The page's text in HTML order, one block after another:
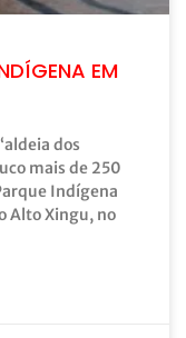
EM
dos
mais de 250
Indígena
Alto Xingu, no